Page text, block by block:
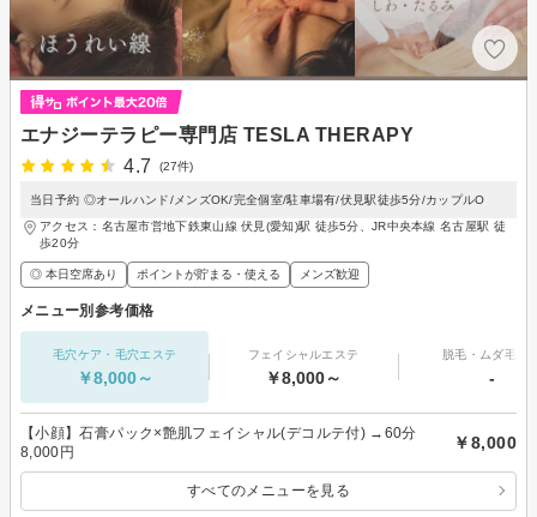
エナジーテラピー専門店 TESLA THERAPY
4.7
(27件)
当日予約 ◎オールハンド/メンズOK/完全個室/駐車場有/伏見駅徒歩5分/カップルO
アクセス：名古屋市営地下鉄東山線 伏見(愛知)駅 徒歩5分、JR中央本線 名古屋駅 徒
歩20分
◎ 本日空席あり ポイントが貯まる・使える メンズ歓迎
メニュー別参考価格
毛穴ケア・毛穴エステ
￥8,000～
フェイシャルエステ
￥8,000～
脱毛・ムダ毛処
-
【小顔】石膏パック×艶肌フェイシャル(デコルテ付) →60分
8,000円
￥8,000
すべてのメニューを見る